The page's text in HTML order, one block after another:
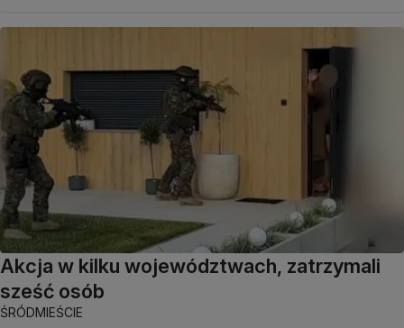
Akcja w kilku województwach, zatrzymali
sześć osób
ŚRÓDMIEŚCIE